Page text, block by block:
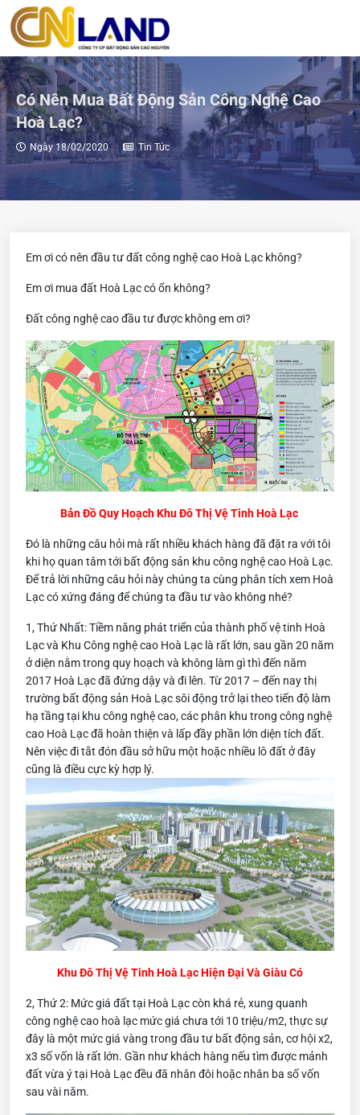
Có Nên Mua Bất Động Sản Công Nghệ Cao
Hoà Lạc?
Ngày 18/02/2020 Tin Tức
Em ơi có nên đầu tư đất công nghệ cao Hoà Lạc không?
Em ơi mua đất Hoà Lạc có ổn không?
Đất công nghệ cao đầu tư được không em ơi?
Bản Đồ Quy Hoạch Khu Đô Thị Vệ Tinh Hoà Lạc
Đó là những câu hỏi mà rất nhiều khách hàng đã đặt ra với tôi
khi họ quan tâm tới bất động sản khu công nghệ cao Hoà Lạc.
Để trả lời những câu hỏi này chúng ta cùng phân tích xem Hoà
Lạc có xứng đáng để chúng ta đầu tư vào không nhé?
1, Thứ Nhất: Tiềm năng phát triển của thành phố vệ tinh Hoà
Lạc và Khu Công nghệ cao Hoà Lạc là rất lớn, sau gần 20 năm
ở diện nằm trong quy hoạch và không làm gì thì đến năm
2017 Hoà Lạc đã đứng dậy và đi lên. Từ 2017 – đến nay thị
trường bất động sản Hoà Lạc sôi động trở lại theo tiến độ làm
hạ tầng tại khu công nghệ cao, các phân khu trong công nghệ
cao Hoà Lạc đã hoàn thiện và lấp đầy phần lớn diện tích đất.
Nên việc đi tắt đón đầu sở hữu một hoặc nhiều lô đất ở đây
cũng là điều cực kỳ hợp lý.
Khu Đô Thị Vệ Tinh Hoà Lạc Hiện Đại Và Giàu Có
2, Thứ 2: Mức giá đất tại Hoà Lạc còn khá rẻ, xung quanh
công nghệ cao hoà lạc mức giá chưa tới 10 triệu/m2, thực sự
đây là một mức giá vàng trong đầu tư bất động sản, cơ hội x2,
x3 số vốn là rất lớn. Gần như khách hàng nếu tìm được mảnh
đất vừa ý tại Hoà Lạc đều đã nhân đôi hoặc nhân ba số vốn
sau vài năm.